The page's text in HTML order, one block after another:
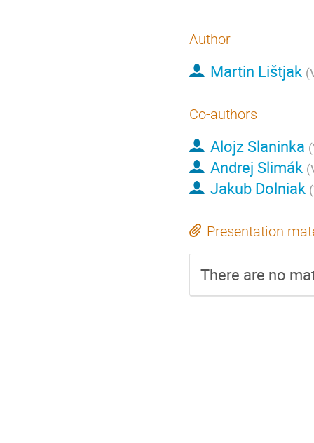
Author
Martin Lištjak (
Co-authors
Alojz Slaninka (
Andrej Slimák (
Jakub Dolniak (
Presentation
There are no